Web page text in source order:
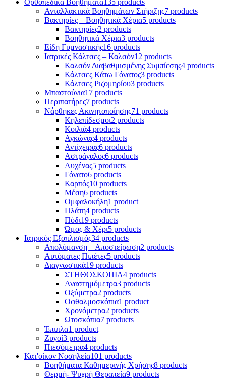
Ανταλλακτικά Βοηθημάτων Στήριξης7 products
Βακτηρίες – Βοηθητικά Χέρια5 products
Βακτηρίες2 products
Βοηθητικά Χέρια3 products
Είδη Γυμναστικής16 products
Ιατρικές Κάλτσες – Καλσόν12 products
Καλσόν Διαβαθμισμένης Συμπίεσης4 products
Κάλτσες Κάτω Γόνατος3 products
Κάλτσες Ριζομηρίου3 products
Μπαστούνια17 products
Περιπατήρες7 products
Νάρθηκες Ακινητοποίησης71 products
Κηλεπίδεσμοι2 products
Κοιλιά4 products
Αγκώνας4 products
Αντίχειρας6 products
Αστράγαλος6 products
Αυχένας5 products
Γόνατο6 products
Καρπός10 products
Μέση6 products
Ομφαλοκήλη1 product
Πλάτη4 products
Πόδι19 products
Ώμος & Χέρι5 products
Ιατρικός Εξοπλισμός34 products
Απολύμανση – Αποστείρωση2 products
Αυτόματες Πιπέτες5 products
Διαγνωστικά19 products
ΣΤΗΘΟΣΚΟΠΙΑ4 products
Αναστημόμετρα3 products
Οξύμετρα2 products
Οφθαλμοσκόπια1 product
Χρονόμετρα2 products
Ωτοσκόπια7 products
Έπιπλα1 product
Ζυγοί3 products
Πιεσόμετρα4 products
Κατ'οίκον Νοσηλεία101 products
Βοηθήματα Καθημερινής Χρήσης8 products
Θερμή- Ψυχρή Θεραπεία9 products